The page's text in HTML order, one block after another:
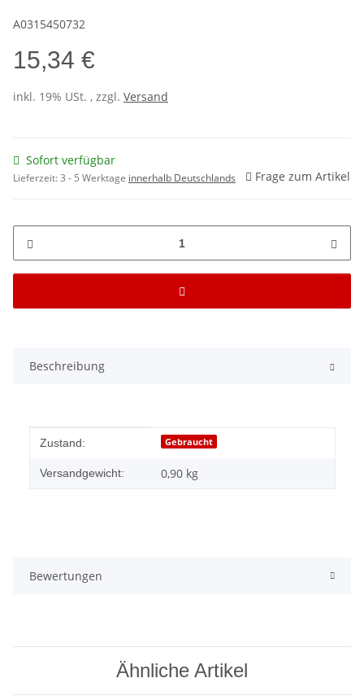
A0315450732
15,34 €
inkl. 19% USt. , zzgl. Versand
Sofort verfügbar
Lieferzeit:3 - 5 Werktage innerhalb Deutschlands Frage zum Artikel
Beschreibung
Produkteigenschaft
Wert
Zustand: Gebraucht
Versandgewicht: 0,90 kg
Bewertungen
Ähnliche Artikel